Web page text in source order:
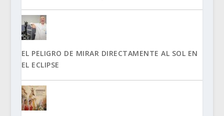
EL PELIGRO DE MIRAR DIRECTAMENTE AL SOL EN
EL ECLIPSE